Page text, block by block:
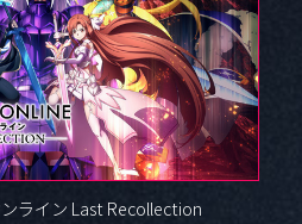
ライン Last Recollection